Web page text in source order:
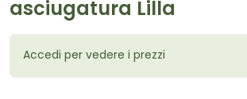
asciugatura Lilla
Accedi per vedere i prezzi